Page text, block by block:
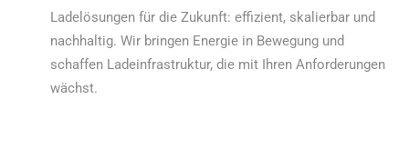
Ladelösungen für die Zukunft: effizient, skalierbar und
nachhaltig. Wir bringen Energie in Bewegung und
schaffen Ladeinfrastruktur, die mit Ihren Anforderungen
wächst.